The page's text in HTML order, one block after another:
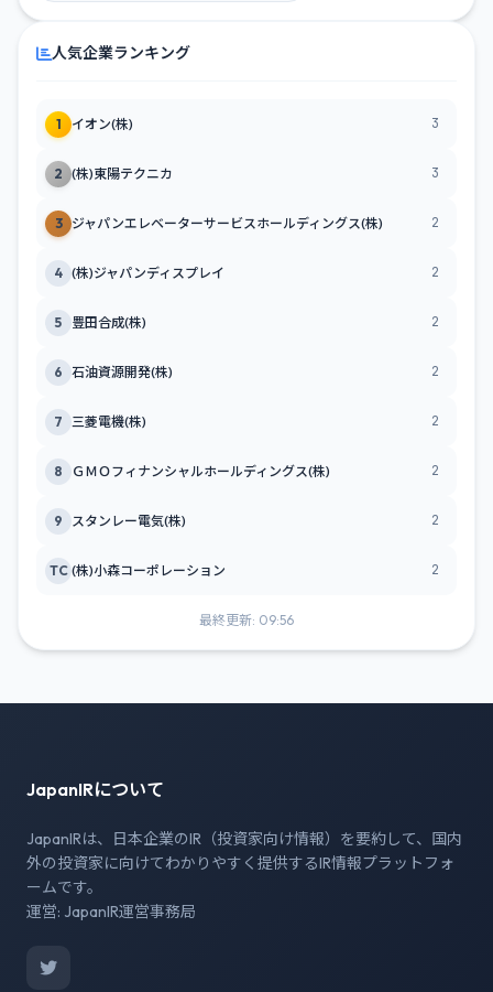
人気企業ランキング
1 イオン(株) 3
2 (株)東陽テクニカ 3
3 ジャパンエレベーターサービスホールディングス(株) 2
4 (株)ジャパンディスプレイ 2
5 豊田合成(株) 2
6 石油資源開発(株) 2
7 三菱電機(株) 2
8 ＧＭＯフィナンシャルホールディングス(株) 2
9 スタンレー電気(株) 2
TC (株)小森コーポレーション 2
最終更新: 09:56
JapanIRについて
JapanIRは、日本企業のIR（投資家向け情報）を要約して、国内
外の投資家に向けてわかりやすく提供するIR情報プラットフォ
ームです。
運営: JapanIR運営事務局